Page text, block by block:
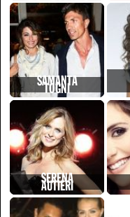
SAMANTA
TOGNI
SERENA
AUTIERI